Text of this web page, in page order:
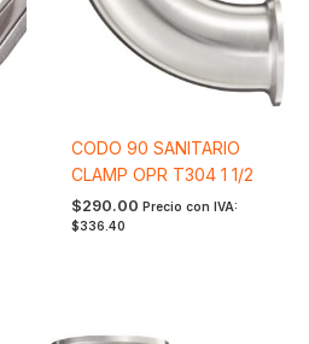
CODO 90 SANITARIO
CLAMP OPR T304 1 1/2
$290.00 Precio con IVA:
$336.40